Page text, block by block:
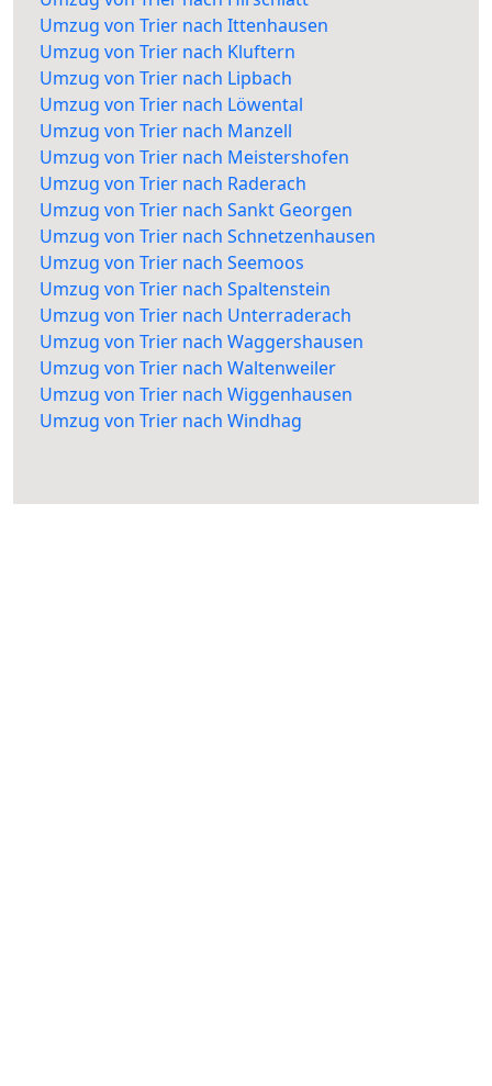
Umzug von Trier nach Ittenhausen
Umzug von Trier nach Kluftern
Umzug von Trier nach Lipbach
Umzug von Trier nach Löwental
Umzug von Trier nach Manzell
Umzug von Trier nach Meistershofen
Umzug von Trier nach Raderach
Umzug von Trier nach Sankt Georgen
Umzug von Trier nach Schnetzenhausen
Umzug von Trier nach Seemoos
Umzug von Trier nach Spaltenstein
Umzug von Trier nach Unterraderach
Umzug von Trier nach Waggershausen
Umzug von Trier nach Waltenweiler
Umzug von Trier nach Wiggenhausen
Umzug von Trier nach Windhag